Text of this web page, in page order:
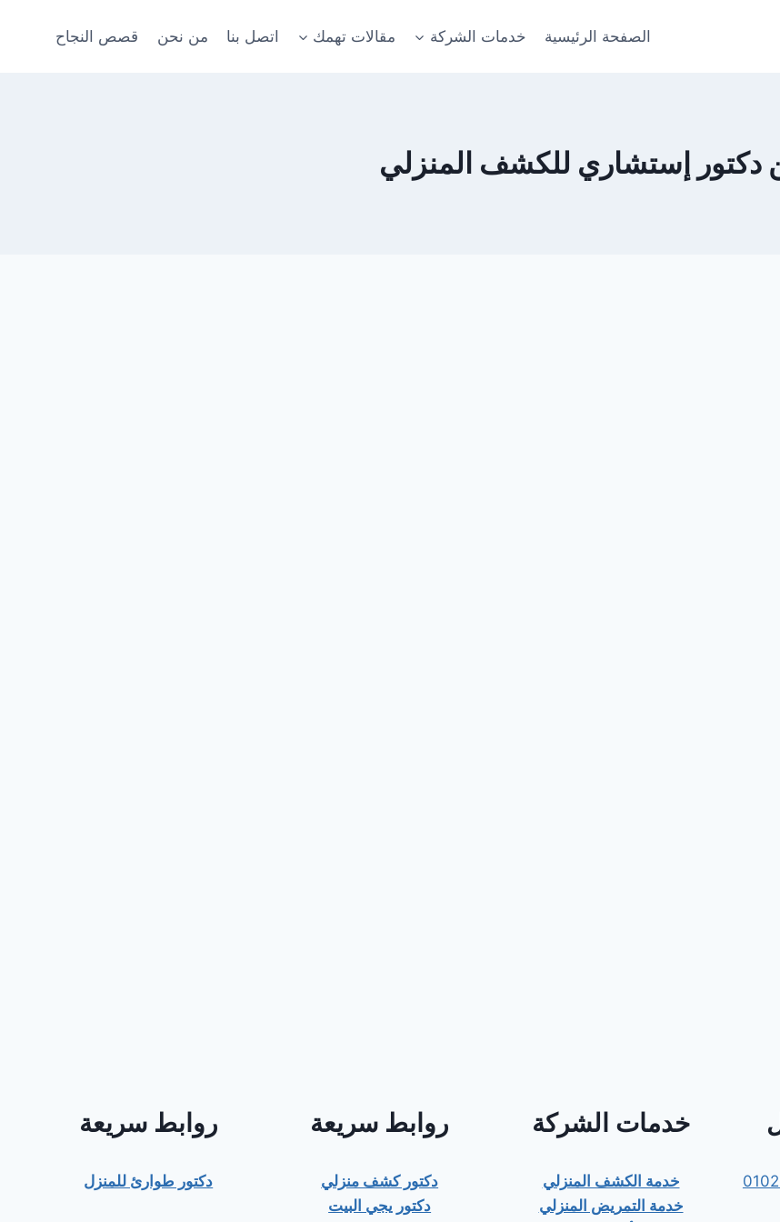
الصفحة الرئيسية خدمات الشركة مقالات تهمك اتصل بنا من نحن قصص النجاح
دكتور إستشاري للكشف المنزلي
خدمات الشركة
خدمة الكشف المنزلي
خدمة التمريض المنزلي
روابط سريعة
دكتور كشف منزلي
دكتور يجي البيت
روابط سريعة
دكتور طوارئ للمنزل